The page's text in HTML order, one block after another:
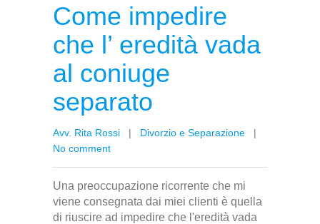
Come impedire
che l’ eredità vada
al coniuge
separato
Avv. Rita Rossi | Divorzio e Separazione |
No comment
Una preoccupazione ricorrente che mi
viene consegnata dai miei clienti è quella
di riuscire ad impedire che l'eredità vada